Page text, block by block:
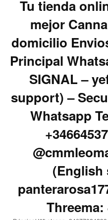
Tu tienda
mejor
domicilio
Principal
SIGNAL –
support) –
Whatsapp
(English
Threema: